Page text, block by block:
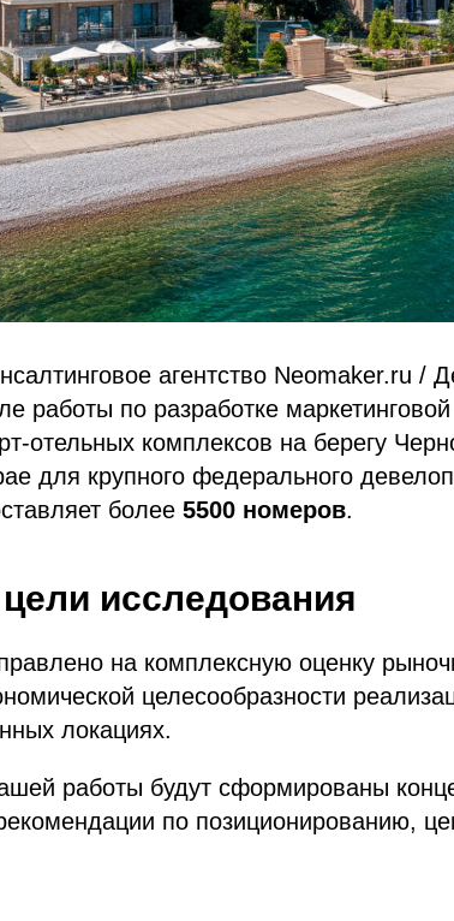
агентство Neomaker.ru /
работы по разработке
отельных комплексов на берегу
для крупного федерального
более 5500 номеров.
исследования
на комплексную оценку
целесообразности
локациях.
работы будут сформированы
по позиционированию,